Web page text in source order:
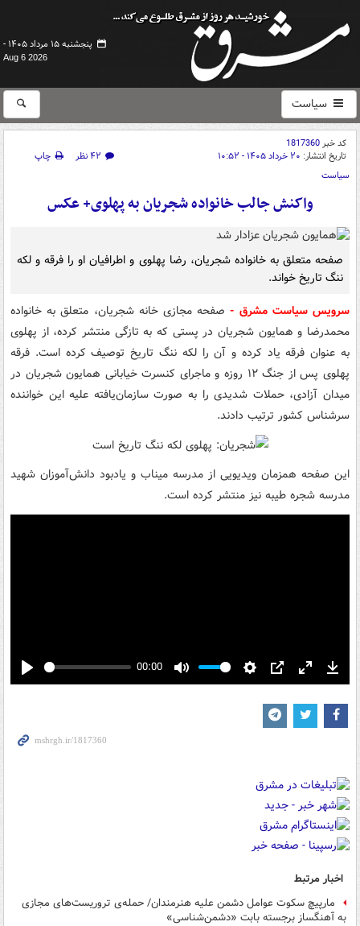
پنجشنبه ۱۵ مرداد ۱۴۰۵ -
Aug 6 2026
سیاست
کد خبر1817360
تاریخ انتشار: ۲۰ خرداد ۱۴۰۵ - ۱۰:۵۲ ۴۲ نظر
چاپ
سیاست
واکنش جالب خانواده شجریان به پهلوی+ عکس
صفحه متعلق به خانواده شجریان، رضا پهلوی و اطرافیان او را فرقه و لکه
ننگ تاریخ خواند.
سرویس سیاست مشرق - صفحه مجازی خانه شجریان، متعلق به خانواده
محمدرضا و همایون شجریان در پستی که به تازگی منتشر کرده، از پهلوی
به عنوان فرقه یاد کرده و آن را لکه ننگ تاریخ توصیف کرده است. فرقه
پهلوی پس از جنگ ۱۲ روزه و ماجرای کنسرت خیابانی همایون شجریان در
میدان آزادی، حملات شدیدی را به صورت سازمان‌یافته علیه این خواننده
سرشناس کشور ترتیب دادند.
این صفحه همزمان ویدیویی از مدرسه میناب و یادبود دانش‌آموزان شهید
مدرسه شجره طیبه نیز منتشر کرده است.
Play
00:00
Mute Settings
PIP Enter
fullscreen
اخبار مرتبط
مارپیچ سکوت عوامل دشمن علیه هنرمندان/ حمله‌ی تروریست‌های مجازی
به آهنگساز برجسته بابت «دشمن‌شناسی»